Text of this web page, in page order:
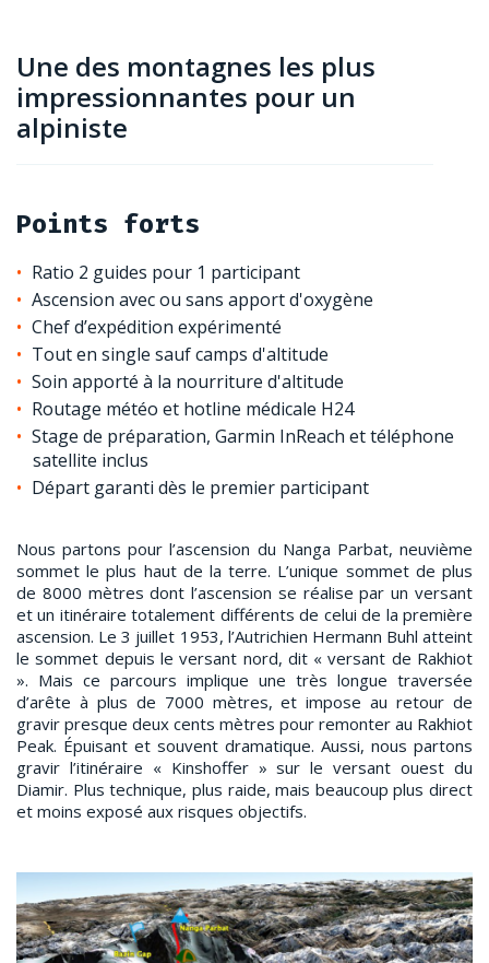
Une des montagnes les plus
impressionnantes pour un
alpiniste
Points forts
Ratio 2 guides pour 1 participant
Ascension avec ou sans apport d'oxygène
Chef d’expédition expérimenté
Tout en single sauf camps d'altitude
Soin apporté à la nourriture d'altitude
Routage météo et hotline médicale H24
Stage de préparation, Garmin InReach et téléphone
satellite inclus
Départ garanti dès le premier participant
Nous partons pour l’ascension du Nanga Parbat, neuvième
sommet le plus haut de la terre. L’unique sommet de plus
de 8000 mètres dont l’ascension se réalise par un versant
et un itinéraire totalement différents de celui de la première
ascension. Le 3 juillet 1953, l’Autrichien Hermann Buhl atteint
le sommet depuis le versant nord, dit « versant de Rakhiot
». Mais ce parcours implique une très longue traversée
d’arête à plus de 7000 mètres, et impose au retour de
gravir presque deux cents mètres pour remonter au Rakhiot
Peak. Épuisant et souvent dramatique. Aussi, nous partons
gravir l’itinéraire « Kinshoffer » sur le versant ouest du
Diamir. Plus technique, plus raide, mais beaucoup plus direct
et moins exposé aux risques objectifs.